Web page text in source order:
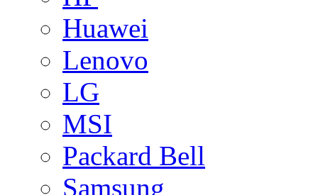
Huawei
Lenovo
LG
MSI
Packard Bell
Samsung